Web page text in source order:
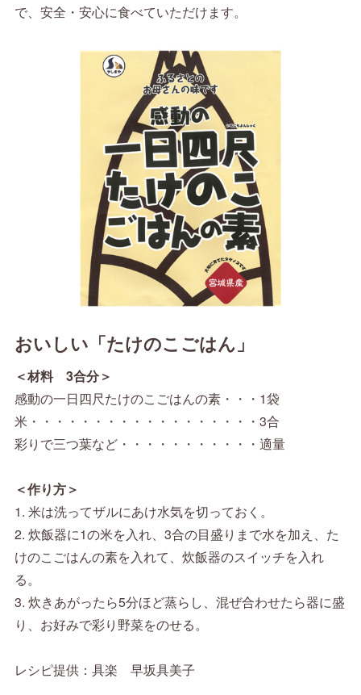
で、安全・安心に食べていただけます。
おいしい「たけのこごはん」
＜材料 3合分＞
感動の一日四尺たけのこごはんの素・・・1袋
米・・・・・・・・・・・・・・・・・・3合
彩りで三つ葉など・・・・・・・・・・・適量
＜作り方＞
1. 米は洗ってザルにあけ水気を切っておく。
2. 炊飯器に1の米を入れ、3合の目盛りまで水を加え、た
けのこごはんの素を入れて、炊飯器のスイッチを入れ
る。
3. 炊きあがったら5分ほど蒸らし、混ぜ合わせたら器に盛
り、お好みで彩り野菜をのせる。
レシピ提供：具楽 早坂具美子